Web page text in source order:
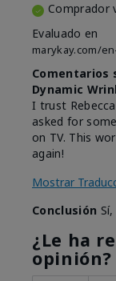
Comprador
Evaluado en
marykay.com/
Comentarios
Dynamic
I trust
asked for
on TV. This
again!
Mostrar
Conclusión
¿Le ha
opinión?